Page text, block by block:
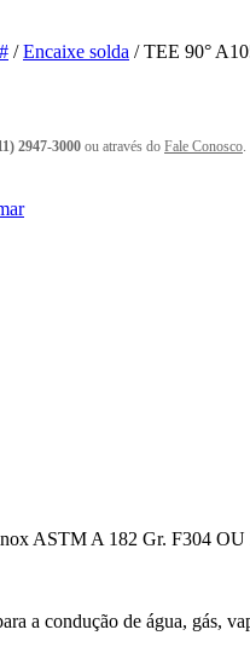
/Encaixe solda / TEE 90°
2947-3000 ou através do Fale Conosco
ASTM A 182 Gr. F304 OU
a condução de água, gás,